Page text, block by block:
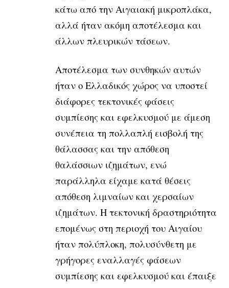
κάτω από την Αιγαιακή μικροπλάκα,
αλλά ήταν ακόμη αποτέλεσμα και
άλλων πλευρικών τάσεων.
Αποτέλεσμα των συνθηκών αυτών
ήταν ο Ελλαδικός χώρος να υποστεί
διάφορες τεκτονικές φάσεις
συμπίεσης και εφελκυσμού με άμεση
συνέπεια τη πολλαπλή εισβολή της
θάλασσας και την απόθεση
θαλάσσιων ιζημάτων, ενώ
παράλληλα είχαμε κατά θέσεις
απόθεση λιμναίων και χερσαίων
ιζημάτων. Η τεκτονική δραστηριότητα
επομένως στη περιοχή του Αιγαίου
ήταν πολύπλοκη, πολυσύνθετη με
γρήγορες εναλλαγές φάσεων
συμπίεσης και εφελκυσμού και έπαιξε